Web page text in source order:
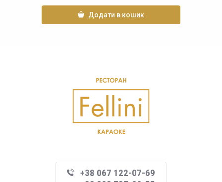
Додати в кошик
+38 067 122-07-69